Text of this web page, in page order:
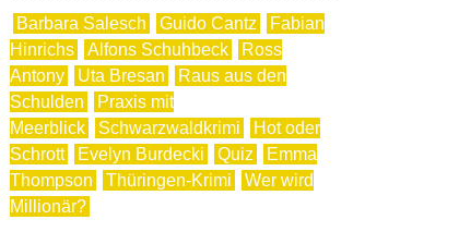
Barbara Salesch Guido Cantz
Fabian
Hinrichs
Alfons Schuhbeck
Ross
Antony
Uta Bresan
Raus aus den
Schulden
Praxis mit
Meerblick
Schwarzwaldkrimi
Hot oder
Schrott
Evelyn Burdecki Quiz
Emma
Thompson
Thüringen-Krimi
Wer wird
Millionär?